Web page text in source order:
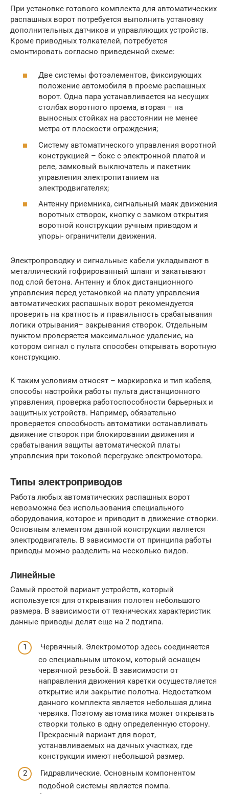
При установке готового комплекта для автоматических
распашных ворот потребуется выполнить установку
дополнительных датчиков и управляющих устройств.
Кроме приводных толкателей, потребуется
смонтировать согласно приведенной схеме:
Две системы фотоэлементов, фиксирующих
положение автомобиля в проеме распашных
ворот. Одна пара устанавливается на несущих
столбах воротного проема, вторая – на
выносных стойках на расстоянии не менее
метра от плоскости ограждения;
Систему автоматического управления воротной
конструкцией – бокс с электронной платой и
реле, замковый выключатель и пакетник
управления электропитанием на
электродвигателях;
Антенну приемника, сигнальный маяк движения
воротных створок, кнопку с замком открытия
воротной конструкции ручным приводом и
упоры- ограничители движения.
Электропроводку и сигнальные кабели укладывают в
металлический гофрированный шланг и закатывают
под слой бетона. Антенну и блок дистанционного
управления перед установкой на плату управления
автоматических распашных ворот рекомендуется
проверить на кратность и правильность срабатывания
логики отрывания– закрывания створок. Отдельным
пунктом проверяется максимальное удаление, на
котором сигнал с пульта способен открывать воротную
конструкцию.
К таким условиям относят – маркировка и тип кабеля,
способы настройки работы пульта дистанционного
управления, проверка работоспособности барьерных и
защитных устройств. Например, обязательно
проверяется способность автоматики останавливать
движение створок при блокировании движения и
срабатывания защиты автоматической платы
управления при токовой перегрузке электромотора.
Типы электроприводов
Работа любых автоматических распашных ворот
невозможна без использования специального
оборудования, которое и приводит в движение створки.
Основным элементом данной конструкции является
электродвигатель. В зависимости от принципа работы
приводы можно разделить на несколько видов.
Линейные
Самый простой вариант устройств, который
используется для открывания полотен небольшого
размера. В зависимости от технических характеристик
данные приводы делят еще на 2 подтипа.
Червячный. Электромотор здесь соединяется
со специальным штоком, который оснащен
червячной резьбой. В зависимости от
направления движения каретки осуществляется
открытие или закрытие полотна. Недостатком
данного комплекта является небольшая длина
червяка. Поэтому автоматика может открывать
створки только в одну определенную сторону.
Прекрасный вариант для ворот,
устанавливаемых на дачных участках, где
конструкции имеют небольшой размер.
Гидравлические. Основным компонентом
подобной системы является помпа.